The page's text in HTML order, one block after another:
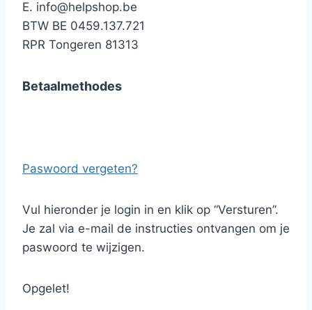
E. info@helpshop.be
BTW BE 0459.137.721
RPR Tongeren 81313
Betaalmethodes
Paswoord vergeten?
Vul hieronder je login in en klik op “Versturen”.
Je zal via e-mail de instructies ontvangen om je
paswoord te wijzigen.
Opgelet!